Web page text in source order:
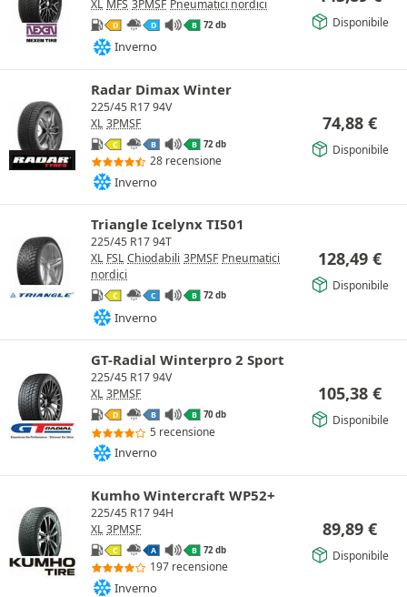
XL MFS 3PMSF Pneumatici nordici
D D B 72 db
Inverno
Disponibile
Radar Dimax Winter
225/45 R17 94V
XL 3PMSF
C B B 72 db
28 recensione
Inverno
74,88 €
Disponibile
Triangle Icelynx TI501
225/45 R17 94T
XL FSL Chiodabili 3PMSF Pneumatici
nordici
C C B 72 db
Inverno
128,49 €
Disponibile
GT-Radial Winterpro 2 Sport
225/45 R17 94V
XL 3PMSF
D B B 70 db
5 recensione
Inverno
105,38 €
Disponibile
Kumho Wintercraft WP52+
225/45 R17 94H
XL 3PMSF
C A B 72 db
197 recensione
Inverno
89,89 €
Disponibile